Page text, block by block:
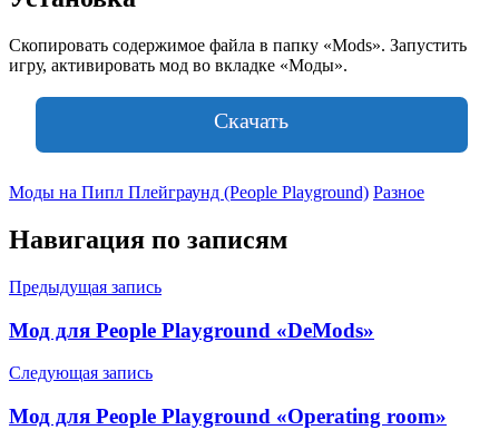
Скопировать содержимое файла в папку «Mods». Запустить
игру, активировать мод во вкладке «Моды».
Скачать
Моды на Пипл Плейграунд (People Playground) Разное
Навигация по записям
Предыдущая запись
Мод для People Playground «DeMods»
Следующая запись
Мод для People Playground «Operating room»